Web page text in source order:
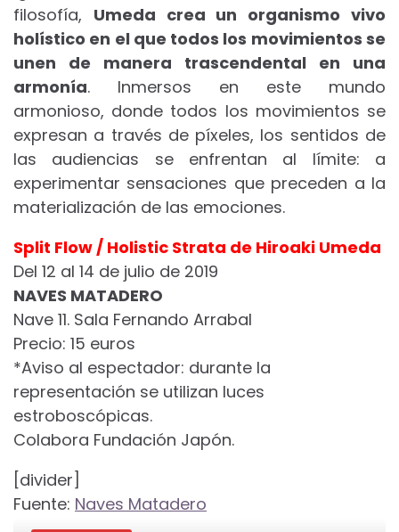
filosofía, Umeda crea un organismo vivo
holístico en el que todos los movimientos se
unen de manera trascendental en una
armonía. Inmersos en este mundo
armonioso, donde todos los movimientos se
expresan a través de píxeles, los sentidos de
las audiencias se enfrentan al límite: a
experimentar sensaciones que preceden a la
materialización de las emociones.
Split Flow / Holistic Strata de Hiroaki Umeda
Del 12 al 14 de julio de 2019
NAVES MATADERO
Nave 11. Sala Fernando Arrabal
Precio: 15 euros
*Aviso al espectador: durante la
representación se utilizan luces
estroboscópicas.
Colabora Fundación Japón.
[divider]
Fuente: Naves Matadero